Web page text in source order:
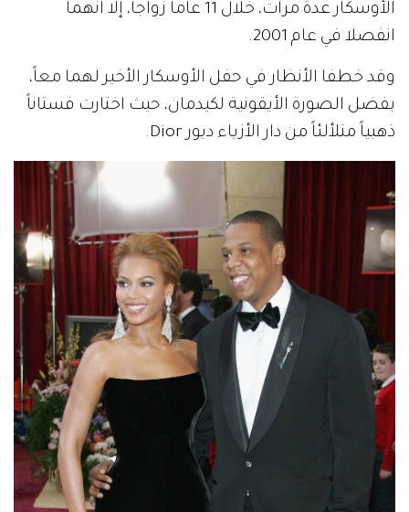
الأوسكار عدة مرات، خلال 11 عاماً زواجاً، إلا أنهما
انفصلا في عام 2001.
وقد خطفا الأنظار في حفل الأوسكار الأخير لهما معاً،
بفضل الصورة الأيقونية لكيدمان، حيث اختارت فستاناً
ذهبياً متلألئاً من دار الأزياء ديور Dior.